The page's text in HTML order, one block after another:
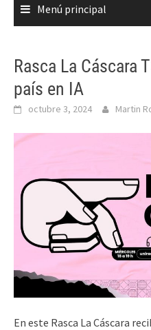
Menú principal
Rasca La Cáscara
país en IA
octubre 3, 2024 Martin
En este Rasca La Cáscara